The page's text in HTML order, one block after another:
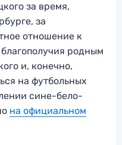
за время,
за
отношение к
родным
и, конечно,
на футбольных
сине-бело-
на официальном